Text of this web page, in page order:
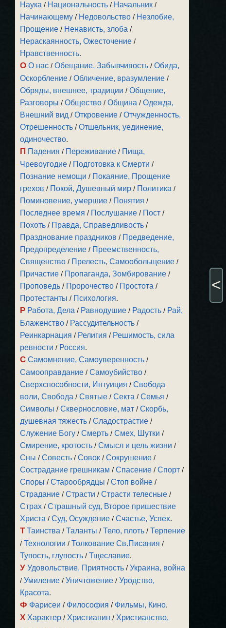
Наука / Национальность / Начальник /
Начинающему / Недовольство / Незлобие,
Прощение / Ненависть, злоба /
Нераскаянность, Ожесточение /
Нравственность.
О О нас /Обещание, Забывчивость /Обида,
Оскорбление /Обличение, вразумление /
Обряды, внешнее, традиции /Общение,
Разговоры /Общество /Община /Одежда,
Внешний вид /Откровение /Отчужденность,
Отрешенность /Отшельник, уединение,
одиночество.
П Падения / Переживание / Пища,
Чревоугодие / Подготовка к Смерти /
Познание немощи / Покаяние, Прощение
грехов / Покой, Душевный мир / Политика /
Поминовение, умершие / Понятия /
Последнее время / Послушание / Пост /
Похоть / Правда, Справедливость /
Празднование праздников / Предведение,
Предопределение / Преемственность,
Священство / Прелесть, Самообольщение /
Причастие / Пропаганда, Зомбирование /
Проповедь / Пророчество / Простота /
Протестанты / Психология.
Р Работа, Дела / Равнодушие / Радость / Рай,
Блаженство / Рассудительность /
Реинкарнация / Религия / Решимость, сила
ревности / Россия.
С Самомнение, Самоуверенность /
Самооправдание /Самоубийство /
Сверхспособности, Интуиция /Свобода
воли, Свобода /Святые /Секта /Семья /
Символы /Сквернословие, мат /Скорбь,
душевная тяжесть /Сладострастие /
Служение Богу /Смерть /Смех, Шутки /
Смирение, кротость /Смысл и цель жизни /
Сны /Совесть /Совок /Сокрушение /
Сострадание грешникам /Спасение /Спорт /
Споры /Старообрядцы /Стоп войне /
Страдание /Страсти /Страсти телесные /
Страх /Страшный суд, Второе пришествие
Христа /Суд, Осуждение /Счастье, Успех.
Т Таинства /Таланты /Тело, плоть /Терпение
/Технологии /Толкование Св.Писания /
Тупость, глупость /Тщеславие.
У Удовольствие, Приятность /Украина, война
/Умиление /Уничтожение /Уродство,
Красота.
Ф Фарисеи / Философия / Фильмы, Кино.
Х Характер / Христианин / Христианство,
<